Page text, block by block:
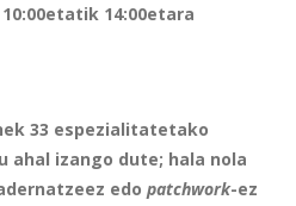
14:00etara
33 espezialitatetako
ahal izango dute; hala nola
edo patchwork-ez